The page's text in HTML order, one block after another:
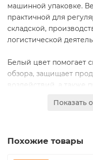
машинной упаковке.
практичной для
складской,
логистической
Белый цвет помогает
обзора, защищает
воздействий, а также
стабильным
Показать
Похожие товары